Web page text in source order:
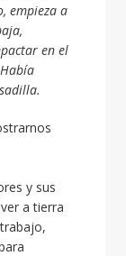
empieza a
en el
y sus
a tierra